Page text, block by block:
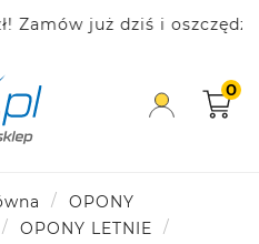
już dziś i oszczędzaj!
0
OPONY
OPONY LETNIE